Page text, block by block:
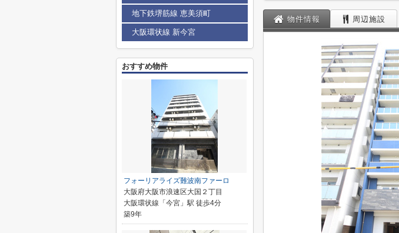
物件情報 周辺施設
地下鉄堺筋線 恵美須町
大阪環状線 新今宮
おすすめ物件
フォーリアライズ難波南ファーロ
大阪府大阪市浪速区大国２丁目
大阪環状線「今宮」駅 徒歩4分
築9年